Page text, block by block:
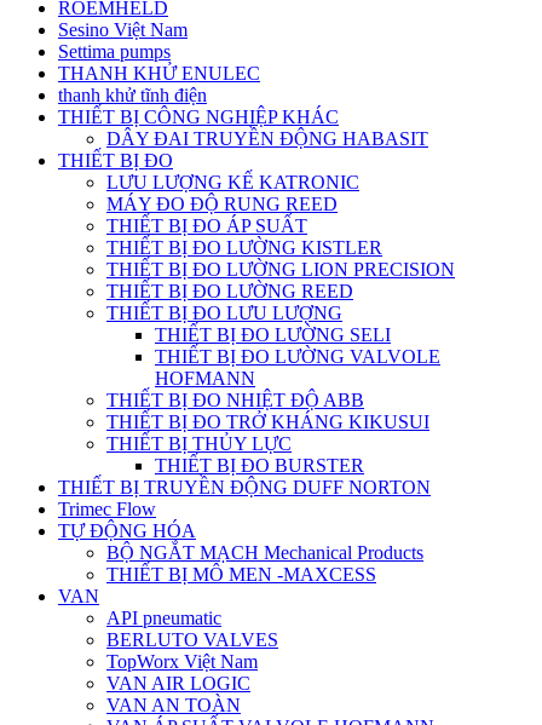
ROEMHELD
Sesino Việt Nam
Settima pumps
THANH KHỬ ENULEC
thanh khử tĩnh điện
THIẾT BỊ CÔNG NGHIỆP KHÁC
DÂY ĐAI TRUYỀN ĐỘNG HABASIT
THIẾT BỊ ĐO
LƯU LƯỢNG KẾ KATRONIC
MÁY ĐO ĐỘ RUNG REED
THIẾT BỊ ĐO ÁP SUẤT
THIẾT BỊ ĐO LƯỜNG KISTLER
THIẾT BỊ ĐO LƯỜNG LION PRECISION
THIẾT BỊ ĐO LƯỜNG REED
THIẾT BỊ ĐO LƯU LƯỢNG
THIẾT BỊ ĐO LƯỜNG SELI
THIẾT BỊ ĐO LƯỜNG VALVOLE
HOFMANN
THIẾT BỊ ĐO NHIỆT ĐỘ ABB
THIẾT BỊ ĐO TRỞ KHÁNG KIKUSUI
THIẾT BỊ THỦY LỰC
THIẾT BỊ ĐO BURSTER
THIẾT BỊ TRUYỀN ĐỘNG DUFF NORTON
Trimec Flow
TỰ ĐỘNG HÓA
BỘ NGẮT MẠCH Mechanical Products
THIẾT BỊ MÔ MEN -MAXCESS
VAN
API pneumatic
BERLUTO VALVES
TopWorx Việt Nam
VAN AIR LOGIC
VAN AN TOÀN